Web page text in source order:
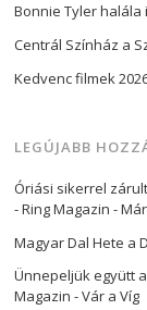
Bonnie Tyler
Centrál Színház a
Kedvenc filmek
LEGÚJABB
Óriási sikerrel
- Ring Magazin -
Magyar Dal Hete a
Ünnepeljük együtt
Magazin -Vár a Víg